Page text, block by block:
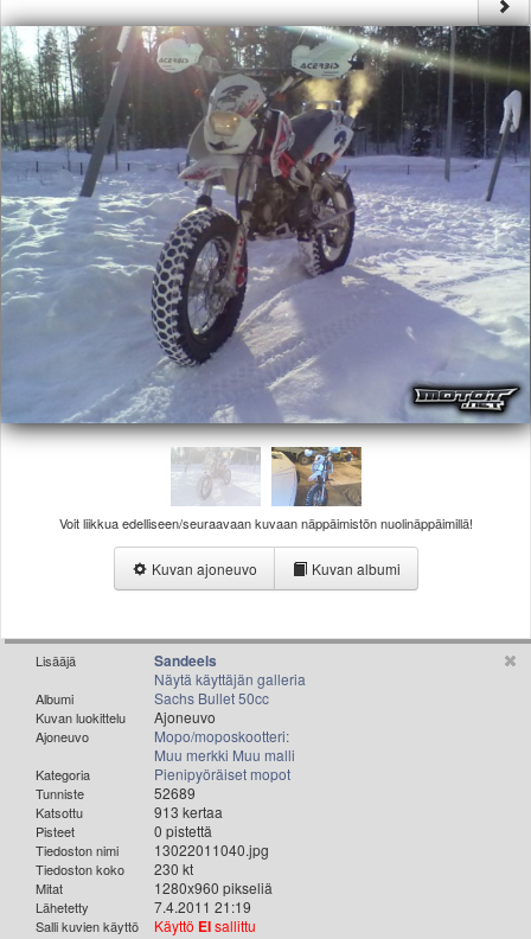
Säännöt ja ohjeet
Uudet ajoneuvot
Uudet kuvat
Uudet videot
Uudet kommentit
MYYDÄÄN
Haku
Ohjeet
Ajoneuvot
Osat
TIETOPANKKI
MP13 kuvia
ACS 2015 kuvia
Lisää uusi tapahtuma
Valitse paikkakunta
Helsingin sää
Oulun sää
Rovaniemen sää
MUUT
VIP-jäsenyys
Paidat ja vaatteet
Suunnittele oma paita
Mainostus
Palaute
Kevytversio
Voit liikkua edelliseen/seuraavaan kuvaan näppäimistön nuolinäppäimillä!
Kuvan ajoneuvo Kuvan albumi
Lisääjä Sandeels
Näytä käyttäjän galleria
Albumi Sachs Bullet 50cc
Kuvan luokittelu Ajoneuvo
Ajoneuvo
Mopo/moposkootteri:
Muu merkki Muu malli
Kategoria Pienipyöräiset mopot
Tunniste 52689
Katsottu 913 kertaa
Pisteet 0 pistettä
Tiedoston nimi 13022011040.jpg
Tiedoston koko 230 kt
Mitat 1280x960 pikseliä
Lähetetty 7.4.2011 21:19
Salli kuvien käyttö Käyttö EIsallittu